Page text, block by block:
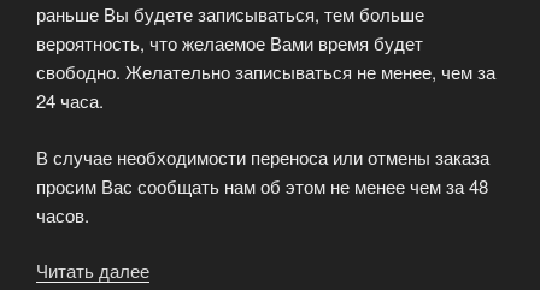
раньше Вы будете записываться, тем больше
вероятность, что желаемое Вами время будет
свободно. Желательно записываться не менее, чем за
24 часа.
В случае необходимости переноса или отмены заказа
просим Вас сообщать нам об этом не менее чем за 48
часов.
Читать далее